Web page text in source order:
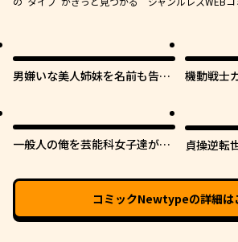
男嫌いな美人姉妹を名前も告げ
機動戦士
一般人の俺を芸能科女子達が逃
貞操逆転
コミックNewtypeの詳細は